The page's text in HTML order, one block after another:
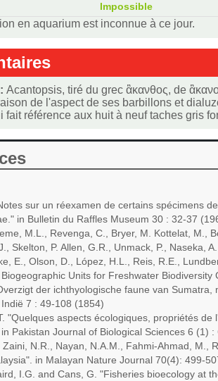
Impossible
en aquarium est inconnue à ce jour.
Acantopsis, tiré du grec ἂκανθος, de
de l'aspect de ses barbillons et
fait référence aux huit à neuf taches gris
sur un réexamen de certains spécimens
in Bulletin du Raffles Museum 30 : 32-37
M.L., Revenga, C., Bryer, M. Kottelat, M.,
Skelton, P. Allen, G.R., Unmack, P., Naseka,
E., Olson, D., López, H.L., Reis, R.E.,
Units for Freshwater
der ichthyologische faune van
7 : 49-108 (1854)
"Quelques aspects écologiques, propriétés
Pakistan Journal of Biological Sciences 6 (1)
Zaini, N.R., Nayan, N.A.M., Fahmi-Ahmad, M.,
in Malayan Nature Journal 70(4): 499-
I.G. and Cans, G. "Fisheries bioecology at